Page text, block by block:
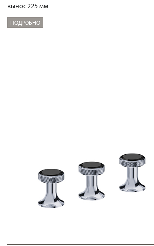
вынос 225 мм
ПОДРОБНО